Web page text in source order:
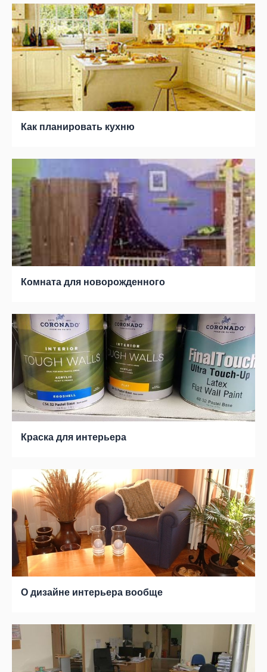
Как планировать кухню
Комната для новорожденного
Краска для интерьера
О дизайне интерьера вообще